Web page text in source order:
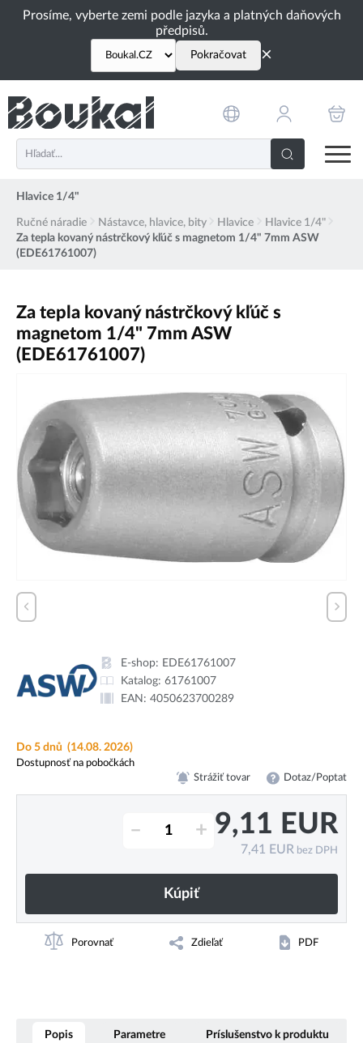
Prosíme, vyberte zemi podle jazyka a platných daňových
předpisů.
Pokračovat ×
Hlavice 1/4"
Ručné náradie Nástavce, hlavice, bity Hlavice
Hlavice 1/4"
Za tepla kovaný nástrčkový kľúč s magnetom 1/4" 7mm ASW
(EDE61761007)
Za tepla kovaný nástrčkový kľúč s
magnetom 1/4" 7mm ASW
(EDE61761007)
E-shop: EDE61761007
Katalog: 61761007
EAN: 4050623700289
Do 5 dnů (14.08. 2026)
Dostupnosť na pobočkách
Strážiť tovar Dotaz/Poptat
– + 9,11 EUR
7,41 EUR bez DPH
Kúpiť
Porovnať Zdieľať PDF
Popis Parametre Príslušenstvo k produktu